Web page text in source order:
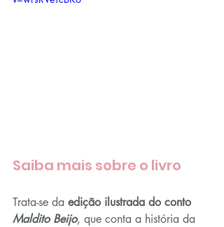
Saiba mais sobre o livro
Trata-se da edição ilustrada do conto
Maldito Beijo, que conta a história da